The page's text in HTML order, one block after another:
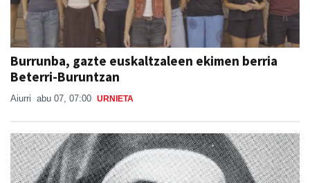
Burrunba, gazte euskaltzaleen ekimen berria
Beterri-Buruntzan
Aiurri abu 07, 07:00 URNIETA